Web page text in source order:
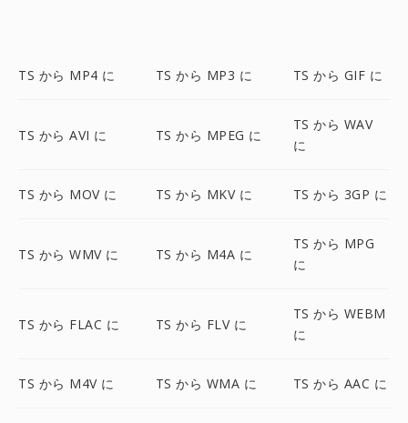
TS から MP4 に TS から MP3 に TS から GIF に
TS から AVI に TS から MPEG に
TS から WAV
に
TS から MOV に TS から MKV に TS から 3GP に
TS から WMV に TS から M4A に
TS から MPG
に
TS から FLAC に TS から FLV に
TS から WEBM
に
TS から M4V に TS から WMA に TS から AAC に